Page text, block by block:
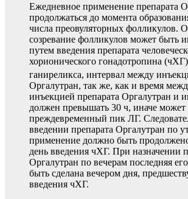
Ежедневное применение препарата
продолжаться до момента
числа преовуляторных фолликулов.
созревание фолликулов может быть
путем введения препарата
хорионического гонадотропина
ганиреликса, интервал между
Оргалутран, так же, как и время
инъекцией препарата Оргалутран и
должен превышать 30 ч, иначе может
преждевременный пик ЛГ.
введении препарата Оргалутран по
применение должно быть
день введения чХГ. При назначении
Оргалутран по вечерам последняя
быть сделана вечером дня,
введения чХГ.